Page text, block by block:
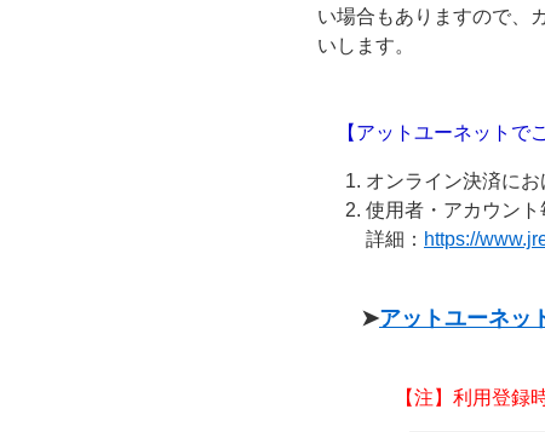
い場合もありますので、
いします。
【アットユーネットで
オンライン決済にお
使用者・アカウン
詳細： https://
➤アットユーネッ
【注】利用登録